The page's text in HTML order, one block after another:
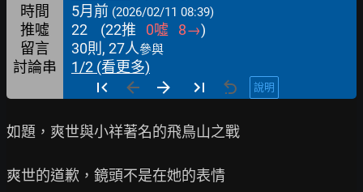
時間 5月前 (2026/02/11 08:39)
推噓 22 (22推 0噓 8→)
留言
30則, 27人參與
討論串 1/2 (看更多)
說明
如題，爽世與小祥著名的飛鳥山之戰
爽世的道歉，鏡頭不是在她的表情